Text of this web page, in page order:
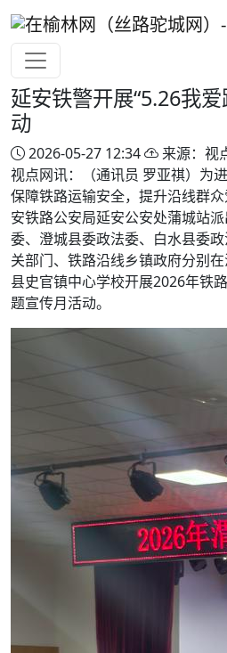
延安铁警开展“5.26我
动
2026-05-27 12:34 来源：视
视点网讯：（通讯员 罗亚祺）为
保障铁路运输安全，提升沿线群
安铁路公安局延安公安处蒲城站
委、澄城县委政法委、白水县委
关部门、铁路沿线乡镇政府分别
县史官镇中心学校开展2026年铁
题宣传月活动。